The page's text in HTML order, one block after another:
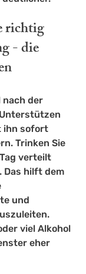
richtig
- die
nach der
ihn sofort
Trinken Sie
verteilt
Das hilft dem
und
viel Alkohol
eher